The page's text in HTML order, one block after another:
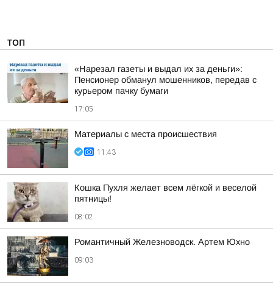
ТОП
«Нарезал газеты и выдал их за деньги»:
Пенсионер обманул мошенников, передав с
курьером пачку бумаги
17:05
Материалы с места происшествия
11:43
Кошка Пухля желает всем лёгкой и веселой
пятницы!
08:02
Романтичный Железноводск. Артем Юхно
09:03